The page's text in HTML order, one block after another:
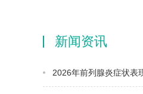
新闻资讯
2026年前列腺炎症状表